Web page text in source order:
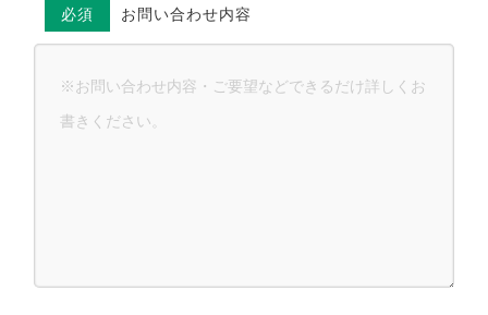
必須 お問い合わせ内容